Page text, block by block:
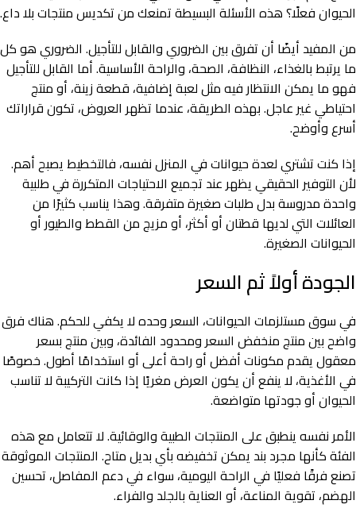
الحيوان فعلًا؟ هذه الأسئلة البسيطة تمنعك من تكديس منتجات بلا داع.
من المفيد أيضًا أن تفرق بين الضروري والقابل للتأجيل. الضروري هو كل
ما يرتبط بالغذاء، النظافة، الصحة، والراحة الأساسية. أما القابل للتأجيل
فهو ما يمكن الانتظار فيه مثل لعبة إضافية، قطعة زينة، أو منتج
احتياطي غير عاجل. بهذه الطريقة، عندما تظهر العروض، تكون قراراتك
أسرع وأوضح.
إذا كنت تشتري لعدة حيوانات في المنزل نفسه، فالتخطيط يصبح أهم.
لأن التوفير الحقيقي يظهر عند تجميع الاحتياجات المتكررة في طلبية
واحدة مدروسة بدل طلبات صغيرة متفرقة. وهذا يناسب كثيرًا من
العائلات التي لديها قطتان أو أكثر، أو مزيج من القطط والطيور أو
الحيوانات الصغيرة.
الجودة أولاً ثم السعر
في سوق مستلزمات الحيوانات، السعر وحده لا يكفي للحكم. هناك فرق
واضح بين منتج منخفض السعر ومحدود الفائدة، وبين منتج بسعر
معقول يقدم مكونات أفضل أو راحة أعلى أو استخدامًا أطول. خصوصًا
في الأغذية، لا ينفع أن يكون العرض مغريًا إذا كانت التركيبة لا تناسب
الحيوان أو جودتها متواضعة.
الأمر نفسه ينطبق على المنتجات الطبية والوقائية. لا تتعامل مع هذه
الفئة كأنها مجرد بند يمكن تخفيضه بأي بديل متاح. المنتجات الموثوقة
تصنع فرقًا فعليًا في الراحة اليومية، سواء في دعم المفاصل، تحسين
الهضم، تقوية المناعة، أو العناية بالجلد والفراء.